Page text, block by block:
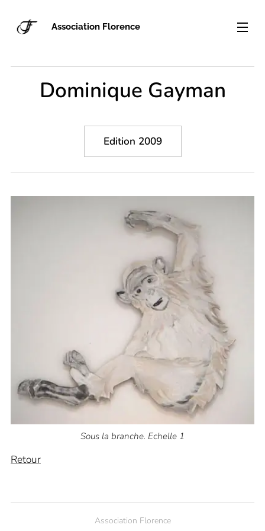
Association Florence
Dominique Gayman
Edition 2009
Sous la branche. Echelle 1
Retour
Association Florence